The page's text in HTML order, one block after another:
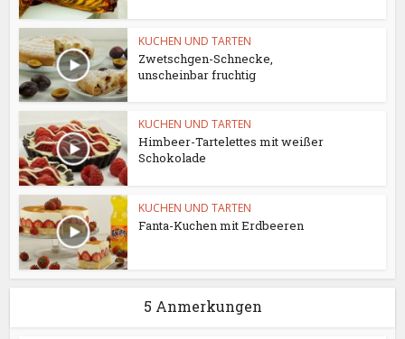
KUCHEN UND TARTEN
Zwetschgen-Schnecke,
unscheinbar fruchtig
KUCHEN UND TARTEN
Himbeer-Tartelettes mit weißer
Schokolade
KUCHEN UND TARTEN
Fanta-Kuchen mit Erdbeeren
5 Anmerkungen